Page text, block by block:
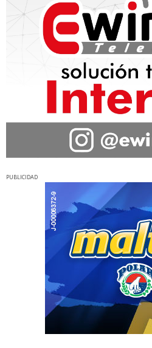
PUBLICIDAD